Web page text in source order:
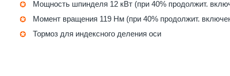
Мощность шпинделя 12 кВт (при 40% продолжит.
Момент вращения 119 Нм (при 40% продолжит.
Тормоз для индексного деления оси